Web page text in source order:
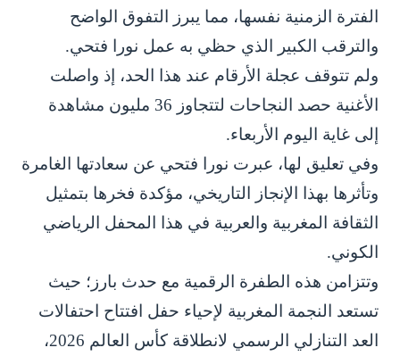
الفترة الزمنية نفسها، مما يبرز التفوق الواضح
والترقب الكبير الذي حظي به عمل نورا فتحي.
ولم تتوقف عجلة الأرقام عند هذا الحد، إذ واصلت
الأغنية حصد النجاحات لتتجاوز 36 مليون مشاهدة
إلى غاية اليوم الأربعاء.
وفي تعليق لها، عبرت نورا فتحي عن سعادتها الغامرة
وتأثرها بهذا الإنجاز التاريخي، مؤكدة فخرها بتمثيل
الثقافة المغربية والعربية في هذا المحفل الرياضي
الكوني.
وتتزامن هذه الطفرة الرقمية مع حدث بارز؛ حيث
تستعد النجمة المغربية لإحياء حفل افتتاح احتفالات
العد التنازلي الرسمي لانطلاقة كأس العالم 2026،